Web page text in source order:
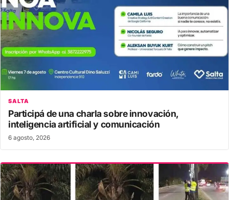
SALTA
Participá de una charla sobre innovación,
inteligencia artificial y comunicación
6 agosto, 2026